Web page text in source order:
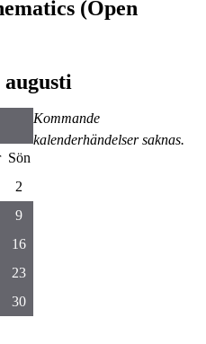
(Open
Kommande
kalenderhändelser saknas.
Sön
2
9
16
23
30